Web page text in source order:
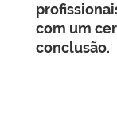
com um
conclusão.